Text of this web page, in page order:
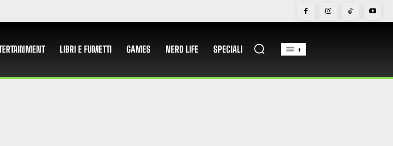
LIBRI E FUMETTI GAMES NERD LIFE SPECIALI +